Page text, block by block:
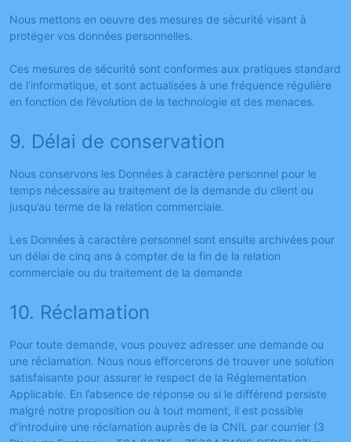
Nous mettons en oeuvre des mesures de sécurité visant à
protéger vos données personnelles.
Ces mesures de sécurité sont conformes aux pratiques standard
de l’informatique, et sont actualisées à une fréquence régulière
en fonction de l’évolution de la technologie et des menaces.
9. Délai de conservation
Nous conservons les Données à caractère personnel pour le
temps nécessaire au traitement de la demande du client ou
jusqu’au terme de la relation commerciale.
Les Données à caractère personnel sont ensuite archivées pour
un délai de cinq ans à compter de la fin de la relation
commerciale ou du traitement de la demande
10. Réclamation
Pour toute demande, vous pouvez adresser une demande ou
une réclamation. Nous nous efforcerons de trouver une solution
satisfaisante pour assurer le respect de la Réglementation
Applicable. En l’absence de réponse ou si le différend persiste
malgré notre proposition ou à tout moment, il est possible
d’introduire une réclamation auprès de la CNIL par courrier (3